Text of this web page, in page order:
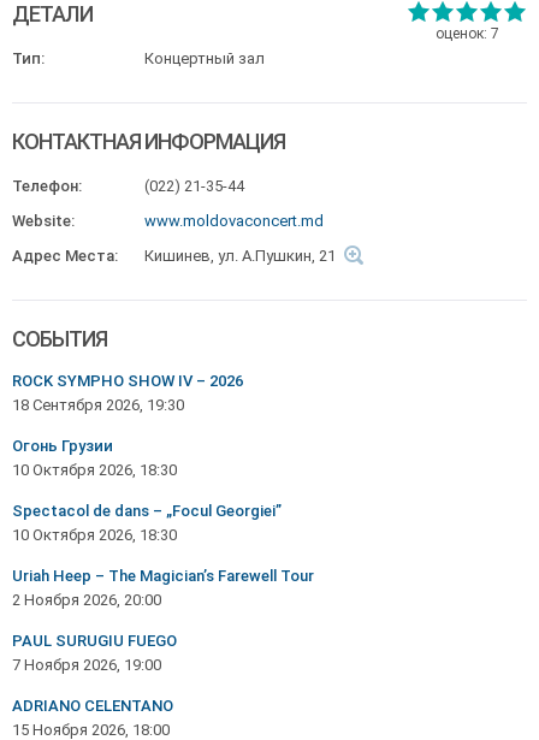
оценок: 7
ДЕТАЛИ
Тип: Концертный зал
КОНТАКТНАЯ ИНФОРМАЦИЯ
Телефон:
(022) 21-35-44
Website:
www.moldovaconcert.md
Адрес Места:
Кишинев, ул. А.Пушкин, 21
СОБЫТИЯ
ROCK SYMPHO SHOW IV – 2026
18 Сентября 2026, 19:30
Огонь Грузии
10 Октября 2026, 18:30
Spectacol de dans – „Focul Georgiei”
10 Октября 2026, 18:30
Uriah Heep – The Magician’s Farewell Tour
2 Ноября 2026, 20:00
PAUL SURUGIU FUEGO
7 Ноября 2026, 19:00
ADRIANO CELENTANO
15 Ноября 2026, 18:00